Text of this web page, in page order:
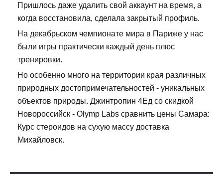
Пришлось даже удалить свой аккаунт на время, а
когда восстановила, сделала закрытый профиль.
На декабрьском чемпионате мира в Париже у нас
были игры практически каждый день плюс
тренировки.
Но особенно много на территории края различных
природных достопримечательностей - уникальных
объектов природы. Джинтропин 4Ед со скидкой
Новороссийск - Olymp Labs сравнить цены Самара:
Курс стероидов на сухую массу доставка
Михайловск.